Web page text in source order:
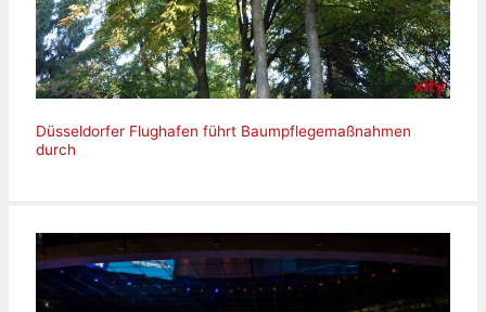
Düsseldorfer Flughafen führt Baumpflegemaßnahmen
durch